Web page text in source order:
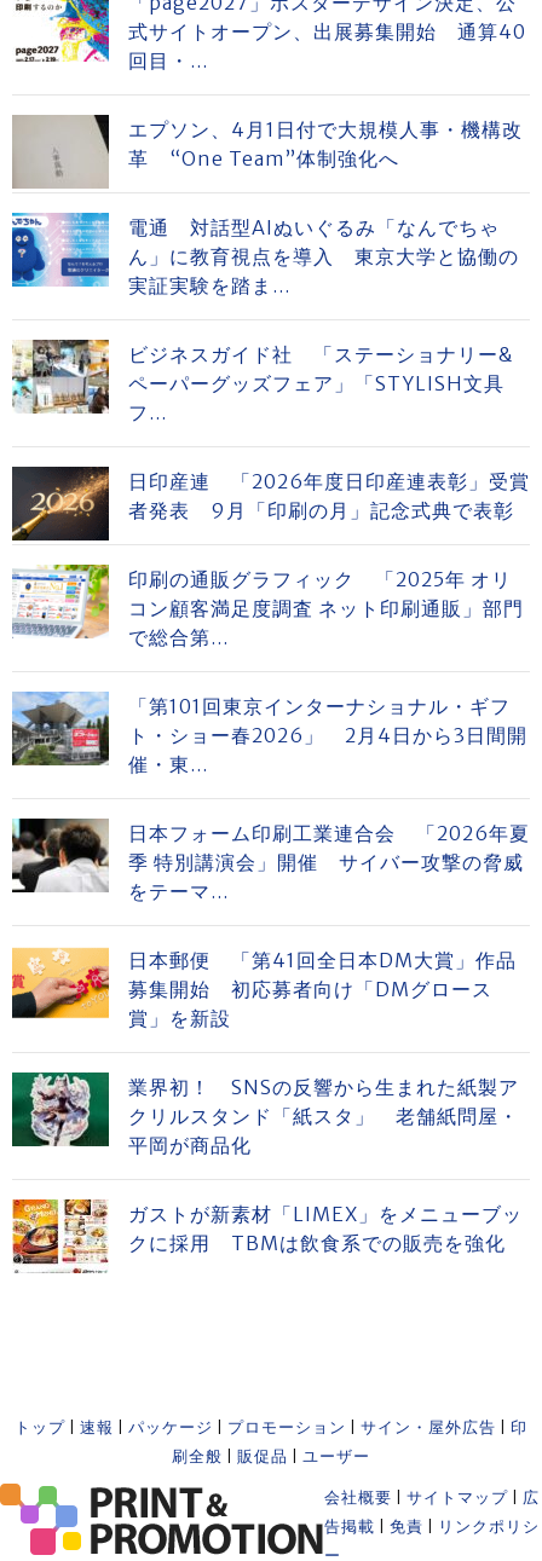
式サイトオープン、出展募集開始 通算40
回目・...
エプソン、4月1日付で大規模人事・機構改
革 “One Team”体制強化へ
電通 対話型AIぬいぐるみ「なんでちゃ
ん」に教育視点を導入 東京大学と協働の
実証実験を踏ま...
ビジネスガイド社 「ステーショナリー&
ペーパーグッズフェア」「STYLISH文具
フ...
日印産連 「2026年度日印産連表彰」受賞
者発表 9月「印刷の月」記念式典で表彰
印刷の通販グラフィック 「2025年 オリ
コン顧客満足度調査 ネット印刷通販」部門
で総合第...
「第101回東京インターナショナル・ギフ
ト・ショー春2026」 2月4日から3日間開
催・東...
日本フォーム印刷工業連合会 「2026年夏
季 特別講演会」開催 サイバー攻撃の脅威
をテーマ...
日本郵便 「第41回全日本DM大賞」作品
募集開始 初応募者向け「DMグロース
賞」を新設
業界初！ SNSの反響から生まれた紙製ア
クリルスタンド「紙スタ」 老舗紙問屋・
平岡が商品化
ガストが新素材「LIMEX」をメニューブッ
クに採用 TBMは飲食系での販売を強化
トップ 速報 パッケージ プロモーション サイン・屋外広告
印
刷全般
販促品 ユーザー
会社概要 サイトマップ
広
告掲載
免責
リンクポリシ
ー